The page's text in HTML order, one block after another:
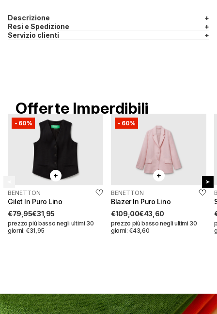
Descrizione
+
Resi e Spedizione
+
Servizio clienti
+
Offerte Imperdibili
- 60%
QUICK BUY Risparmi:
Seleziona una taglia
BENETTON
Gilet In Puro Lino
€79,95€31,95
prezzo più basso negli ultimi 30
giorni: €31,95
- 60%
QUICK BUY Risparmi:
Seleziona una taglia
BENETTON
Blazer In Puro Lino
€109,00€43,60
prezzo più basso negli ultimi 30
giorni: €43,60